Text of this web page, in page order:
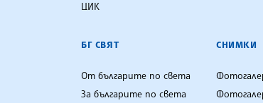
ЦИК
БГ СВЯТ
От българите по света
За българите по света
СНИМКИ